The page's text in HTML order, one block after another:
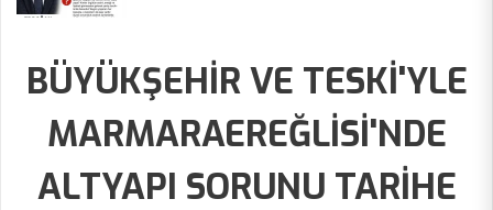
BÜYÜKŞEHİR VE TESKİ'YLE
MARMARAEREĞLİSİ'NDE
ALTYAPI SORUNU TARİHE